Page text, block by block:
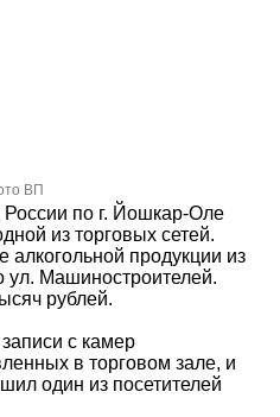
ВП
по г. Йошкар-Оле
из торговых сетей.
продукции из
ул. Машиностроителей.
рублей.
с камер
в торговом зале, и
один из посетителей